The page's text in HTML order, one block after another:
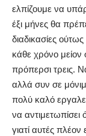
ελπίζουμε να
έξι μήνες θα
διαδικασίες
κάθε χρόνο μείον
πρόπερσι τρεις.
αλλά συν σε
πολύ καλό
να αντιμετωπίσει
γιατί αυτές πλέον